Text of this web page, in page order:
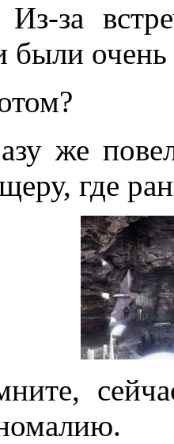
за
очень
же
где